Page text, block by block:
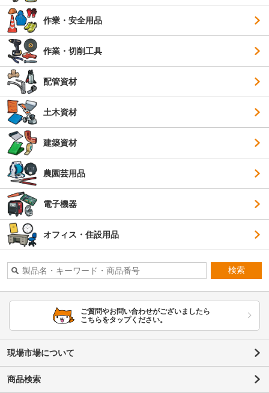
作業・安全用品
作業・切削工具
配管資材
土木資材
建築資材
農園芸用品
電子機器
オフィス・住設用品
検索
ご質問やお問い合わせがございましたら
こちらをタップください。
現場市場について
商品検索